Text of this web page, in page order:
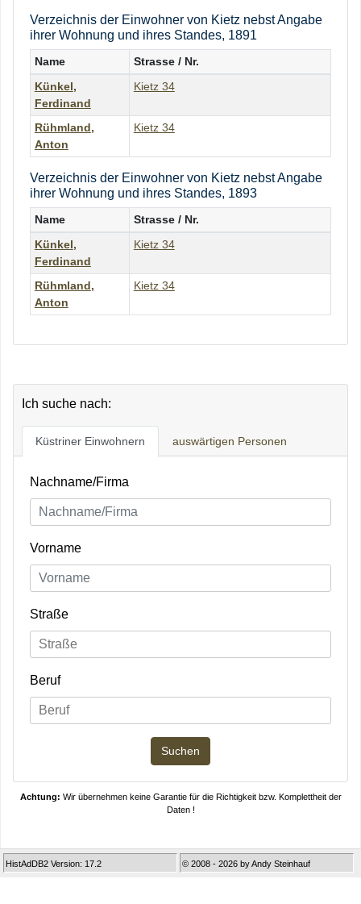
Verzeichnis der Einwohner von Kietz nebst Angabe
ihrer Wohnung und ihres Standes, 1891
Name
Strasse / Nr.
Künkel,
Ferdinand
Kietz 34
Rühmland,
Anton
Kietz 34
Verzeichnis der Einwohner von Kietz nebst Angabe
ihrer Wohnung und ihres Standes, 1893
Name
Strasse / Nr.
Künkel,
Ferdinand
Kietz 34
Rühmland,
Anton
Kietz 34
Ich suche nach:
Küstriner Einwohnern auswärtigen Personen
Nachname/Firma
Vorname
Straße
Beruf
Achtung: Wir übernehmen keine Garantie für die Richtigkeit bzw. Komplettheit der
Daten !
HistAdDB2 Version: 17.2 © 2008 - 2026 by Andy Steinhauf